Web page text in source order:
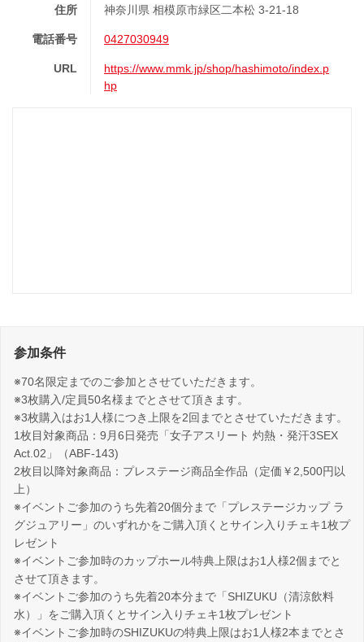
住所 神奈川県 相模原市緑区二本松 3-21-18
電話番号 0427030949
URL
https://www.mmk.jp/shop/hashimoto/index.p
hp
参加条件
※70名限定までのご参加とさせていただきます。
※3枚購入/定員50名様までとさせて頂きます。
※3枚購入はお1人様につき上限を2回までとさせていただきます。
1枚目対象商品：9月6日発売「女子アスリート 灼熱・発汗3SEX
Act.02」（ABF-143)
2枚目以降対象商品：プレステージ商品全作品（定価￥2,500円以
上）
※イベントご参加のうち先着20個分まで「プレステージカップ ラ
グジュアリー」のいずれかをご購入頂くとサイン入りチェキ1枚プ
レゼント
※イベントご参加時のカップホール特典上限はお1人様2個までと
させて頂きます。
※イベントご参加のうち先着20本分まで「SHIZUKU（清涼飲料
水）」をご購入頂くとサイン入りチェキ1枚プレゼント
※イベントご参加時のSHIZUKUの特典上限はお1人様2本までとさ